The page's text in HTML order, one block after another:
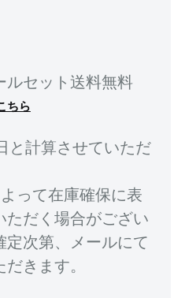
ルセット送料無料
ちら
と計算させていただ
って在庫確保に表
ただく場合がござい
定次第、メールにて
きます。